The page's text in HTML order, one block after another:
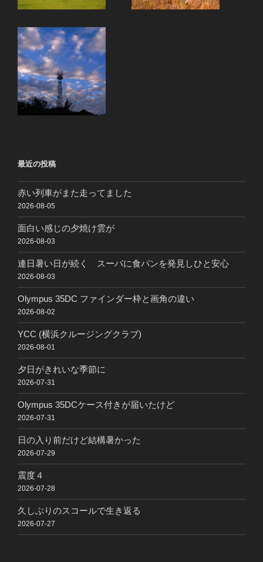
最近の投稿
赤い列車がまた走ってました
2026-08-05
面白い感じの夕焼け雲が
2026-08-03
連日暑い日が続く スーパに食パンを発見しひと安心
2026-08-03
Olympus 35DC ファインダー枠と画角の違い
2026-08-02
YCC (横浜クルージングクラブ)
2026-08-01
夕日がきれいな季節に
2026-07-31
Olympus 35DCケース付きが届いたけど
2026-07-31
日の入り前だけど結構暑かった
2026-07-29
震度４
2026-07-28
久しぶりのスコールで生き返る
2026-07-27